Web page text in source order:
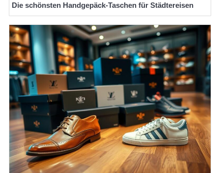
Die schönsten Handgepäck-Taschen für Städtereisen